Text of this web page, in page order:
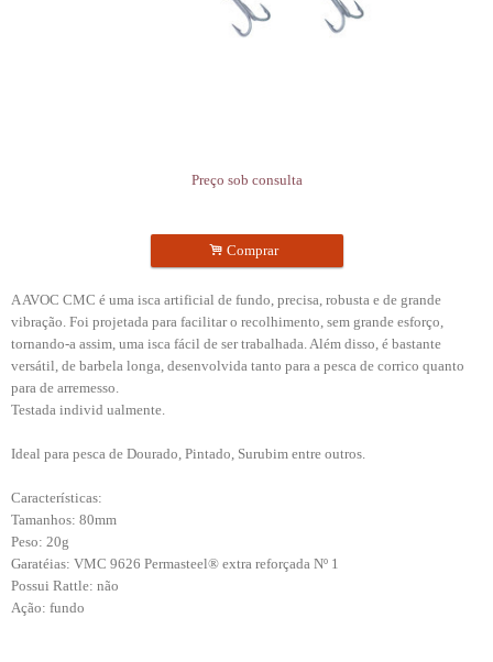
Preço sob consulta
. Comprar
A AVOC CMC é uma isca artificial de fundo, precisa, robusta e de grande
vibração. Foi projetada para facilitar o recolhimento, sem grande esforço,
tornando-a assim, uma isca fácil de ser trabalhada. Além disso, é bastante
versátil, de barbela longa, desenvolvida tanto para a pesca de corrico quanto
para de arremesso.
Testada individ ualmente.
Ideal para pesca de Dourado, Pintado, Surubim entre outros.
Características:
Tamanhos: 80mm
Peso: 20g
Garatéias: VMC 9626 Permasteel® extra reforçada Nº 1
Possui Rattle: não
Ação: fundo